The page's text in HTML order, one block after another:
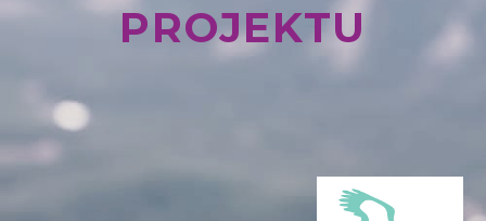
PROJEKTU